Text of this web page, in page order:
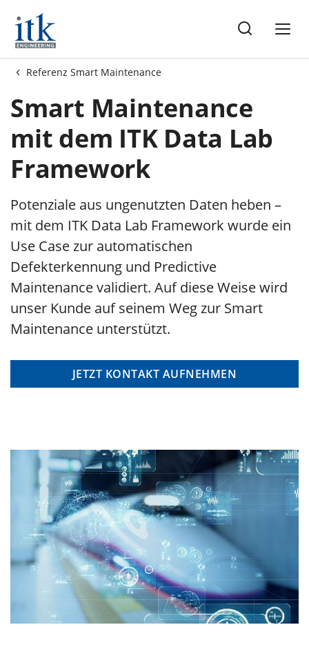
Referenz Smart Maintenance
Smart Maintenance
mit dem ITK Data Lab
Framework
Potenziale aus ungenutzten Daten heben –
mit dem ITK Data Lab Framework wurde ein
Use Case zur automatischen
Defekterkennung und Predictive
Maintenance validiert. Auf diese Weise wird
unser Kunde auf seinem Weg zur Smart
Maintenance unterstützt.
JETZT KONTAKT AUFNEHMEN